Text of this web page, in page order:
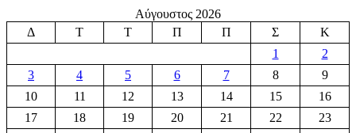
Αύγουστος 2026
Δ
Τ Τ Π Π Σ
Κ
1
2
3
4 5 6 7 8
9
10
11 12 13 14 15
16
17
18 19 20 21 22
23